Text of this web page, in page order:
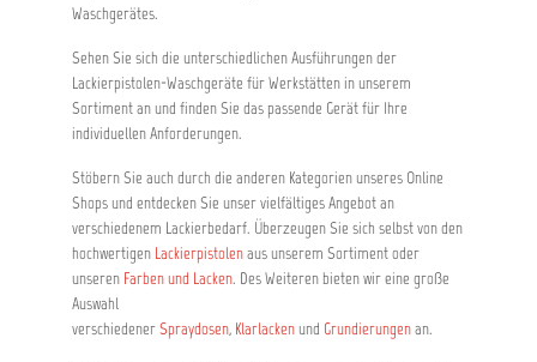
Waschgerätes.
Sehen Sie sich die unterschiedlichen Ausführungen der
Lackierpistolen-Waschgeräte für Werkstätten in unserem
Sortiment an und finden Sie das passende Gerät für Ihre
individuellen Anforderungen.
Stöbern Sie auch durch die anderen Kategorien unseres Online
Shops und entdecken Sie unser vielfältiges Angebot an
verschiedenem Lackierbedarf. Überzeugen Sie sich selbst von den
hochwertigen Lackierpistolenaus unserem Sortiment oder
unseren Farben und Lacken. Des Weiteren bieten wir eine große
Auswahl
verschiedenerSpraydosen, Klarlacken und Grundierungenan.